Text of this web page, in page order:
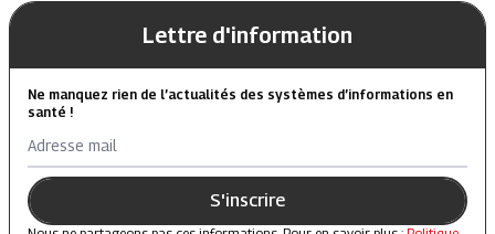
Lettre d'information
Ne manquez rien de l’actualités des systèmes d’informations en
santé !
Adresse mail
S'inscrire